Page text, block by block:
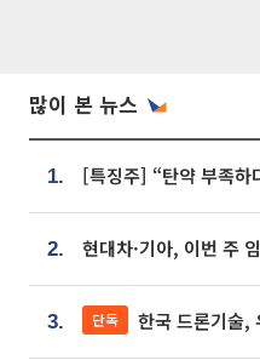
많이 본 뉴스
1.
2.
3. 단독 한국 드론기술, 우크라